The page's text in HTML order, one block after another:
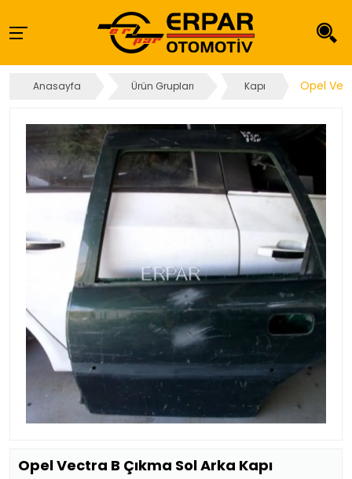
Anasayfa Ürün Grupları Kapı Opel
Opel Vectra B Çıkma Sol Arka Kapı